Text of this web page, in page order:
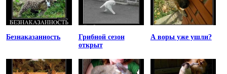
Безнаказанность
Грибной сезон
открыт
А воры уже ушли?